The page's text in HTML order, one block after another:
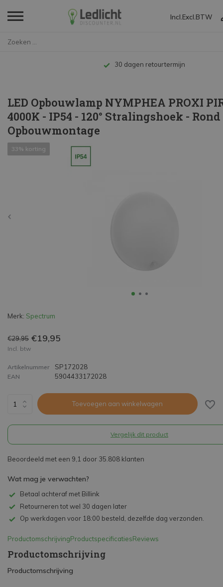
Incl. Excl. BTW
30 dagen retourtermijn
LED Opbouwlamp NYMPHEA PROXI
4000K - IP54 - 120° Stralingshoek -
Opbouwmontage
33% korting
Merk: Spectrum
€29,95 €19,95
Incl. btw
Artikelnummer SP172028
EAN 5904433172028
Toevoegen aan winkelwagen
Vergelijk dit product
Beoordeeld met een 9,1 door 35.808 klanten
Wat mag je verwachten?
Betaal achteraf met Billink
Retourneren tot wel 30 dagen later
Op werkdagen voor 18:00 besteld, dezelfde dag verzonden.
ProductomschrijvingProductspecificatiesReviews
Productomschrijving
Productomschrijving